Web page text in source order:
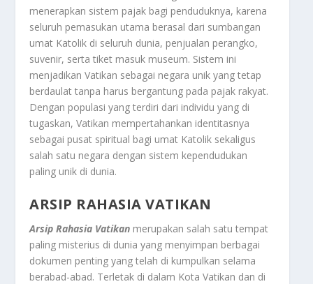
menerapkan sistem pajak bagi penduduknya, karena
seluruh pemasukan utama berasal dari sumbangan
umat Katolik di seluruh dunia, penjualan perangko,
suvenir, serta tiket masuk museum. Sistem ini
menjadikan Vatikan sebagai negara unik yang tetap
berdaulat tanpa harus bergantung pada pajak rakyat.
Dengan populasi yang terdiri dari individu yang di
tugaskan, Vatikan mempertahankan identitasnya
sebagai pusat spiritual bagi umat Katolik sekaligus
salah satu negara dengan sistem kependudukan
paling unik di dunia.
ARSIP RAHASIA VATIKAN
Arsip Rahasia Vatikan merupakan salah satu tempat
paling misterius di dunia yang menyimpan berbagai
dokumen penting yang telah di kumpulkan selama
berabad-abad. Terletak di dalam Kota Vatikan dan di